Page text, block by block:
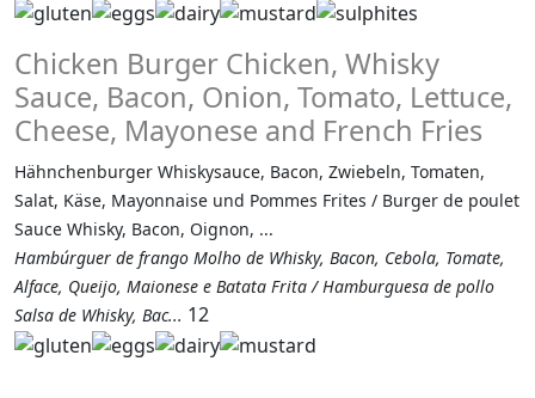
Chicken Burger Chicken, Whisky
Sauce, Bacon, Onion, Tomato, Lettuce,
Cheese, Mayonese and French Fries
Hähnchenburger Whiskysauce, Bacon, Zwiebeln, Tomaten,
Salat, Käse, Mayonnaise und Pommes Frites / Burger de poulet
Sauce Whisky, Bacon, Oignon, ...
Hambúrguer de frango Molho de Whisky, Bacon, Cebola, Tomate,
Alface, Queijo, Maionese e Batata Frita / Hamburguesa de pollo
Salsa de Whisky, Bac... 12